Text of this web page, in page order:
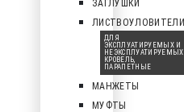
ЗАГЛУШКИ
ЛИСТВОУЛОВИТЕЛИ
ДЛЯ
ЭКСПЛУАТИРУЕМЫХ И
НЕЭКСПЛУАТИРУЕМЫХ
КРОВЕЛЬ,
ПАРАПЕТНЫЕ
МАНЖЕТЫ
МУФТЫ